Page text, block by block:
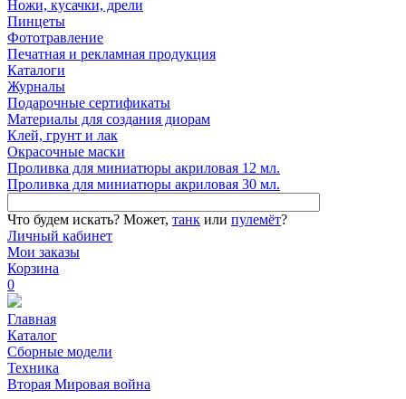
Ножи, кусачки, дрели
Пинцеты
Фототравление
Печатная и рекламная продукция
Каталоги
Журналы
Подарочные сертификаты
Материалы для создания диорам
Клей, грунт и лак
Окрасочные маски
Проливка для миниатюры акриловая 12 мл.
Проливка для миниатюры акриловая 30 мл.
Что будем искать? Может, танк или пулемёт?
Личный кабинет
Мои заказы
Корзина
0
Главная
Каталог
Сборные модели
Техника
Вторая Мировая война